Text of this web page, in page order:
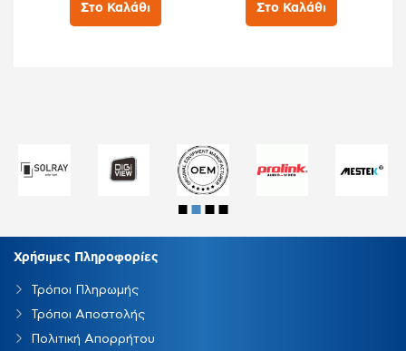
Στο Καλάθι Στο Καλάθι
Χρήσιμες Πληροφορίες
Τρόποι Πληρωμής
Τρόποι Αποστολής
Πολιτική Απορρήτου